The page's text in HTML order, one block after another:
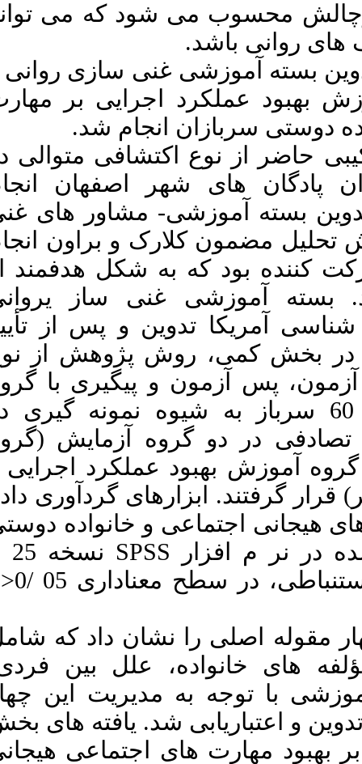
که می تواند
سازی روانی و
بر مهارت
شد.
متوالی در
اصفهان انجام
های غنی
براون انجام
هدفمند از
ساز یروانی
پس از تأیید
از نوع
با گروه
به شیوه نمونه گیری در
آزمایش (گروه
اجرایی و
ابزارهای گردآوری داده
دوستی
بودند. داده های گردآوری شده در نر م افزار SPSS نسخه 25 با
استفاده از آمار توصیفی و استنباطی، در سطح معناداری P>0/ 05
داد که شامل
بین فردی،
این چهار
یافته های بخش
هیجانی
:344-356
URL:
http://mcs.ajaums.ac.ir/article-
کریمی علیرضا، یوسفی زهرا، ترکان
هاجر. تدوین بسته آموزش غنی
سازی روانی سربازان و مقایسه اثر
بخشی آن با روان درمانی مبتنی بر
بهبود عملکرد اجرایی بر ارتقای
مهارت های هیجانی اجتماعی و
خانواده دوستی سربازان: یک مطالع
هی ترکیبی. علوم مراقبتی نظامی.
۱۴۰۱; ۹ (۴) :۳۴۴-۳۵۶
URL:
http://mcs.ajaums.ac.ir/article-۱-۵۹۵-
fa.html